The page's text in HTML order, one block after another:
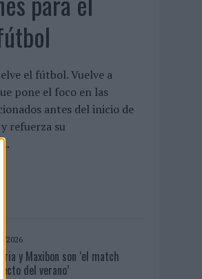
el fútbol. Vuelve a
pone el foco en las
antes del inicio de
refuerza su
2026
y Maxibon son ‘el match
del verano’